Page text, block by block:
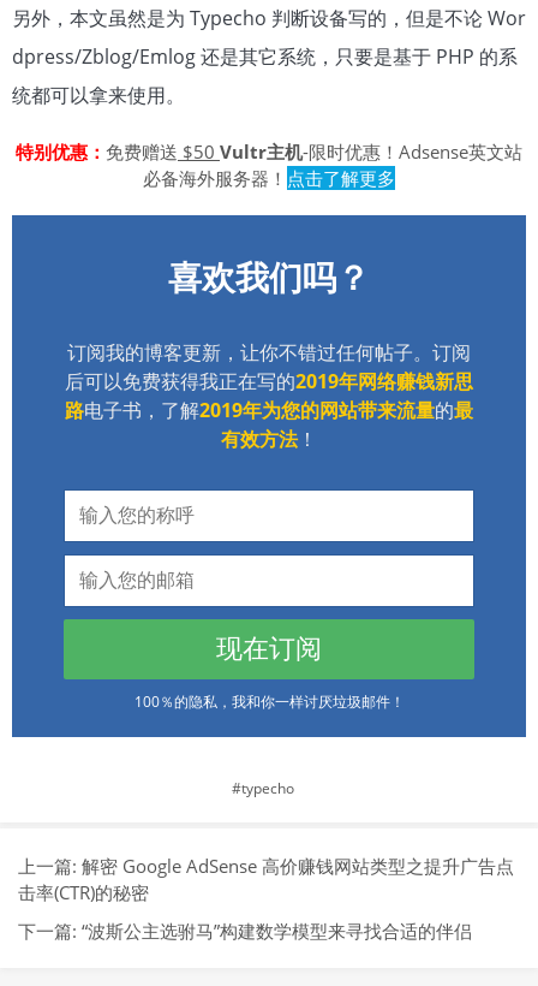
另外，本文虽然是为 Typecho 判断设备写的，但是不论 Wor
dpress/Zblog/Emlog 还是其它系统，只要是基于 PHP 的系
统都可以拿来使用。
特别优惠： 免费赠送 $50 Vultr主机-限时优惠！Adsense英文站
必备海外服务器！ 点击了解更多
喜欢我们吗？
订阅我的博客更新，让你不错过任何帖子。订阅
后可以免费获得我正在写的2019年网络赚钱新思
路电子书，了解2019年为您的网站带来流量的最
有效方法！
现在订阅
100％的隐私，我和你一样讨厌垃圾邮件！
typecho
上一篇: 解密 Google AdSense 高价赚钱网站类型之提升广告点
击率(CTR)的秘密
下一篇: “波斯公主选驸马”构建数学模型来寻找合适的伴侣